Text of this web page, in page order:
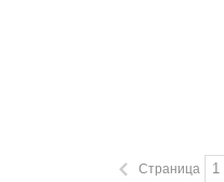
Страница